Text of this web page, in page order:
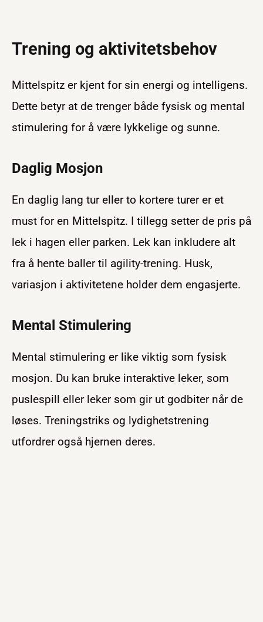
Trening og aktivitetsbehov
Mittelspitz er kjent for sin energi og intelligens.
Dette betyr at de trenger både fysisk og mental
stimulering for å være lykkelige og sunne.
Daglig Mosjon
En daglig lang tur eller to kortere turer er et
must for en Mittelspitz. I tillegg setter de pris på
lek i hagen eller parken. Lek kan inkludere alt
fra å hente baller til agility-trening. Husk,
variasjon i aktivitetene holder dem engasjerte.
Mental Stimulering
Mental stimulering er like viktig som fysisk
mosjon. Du kan bruke interaktive leker, som
puslespill eller leker som gir ut godbiter når de
løses. Treningstriks og lydighetstrening
utfordrer også hjernen deres.